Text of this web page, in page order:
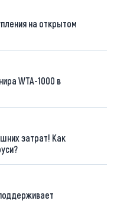
на открытом
WTA-1000 в
затрат! Как